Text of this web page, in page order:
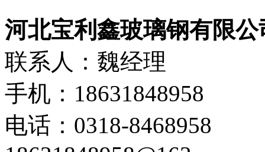
河北宝利鑫玻璃钢有限公
联系人：魏经理
手机：18631848958
电话：0318-8468958